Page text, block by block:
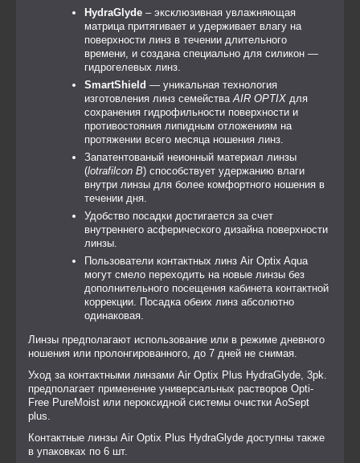
HydraGlyde – эксклюзивная увлажняющая
матрица притягивает и удерживает влагу на
поверхности линз в течении длительного
времени, и создана специально для силикон —
гидрогелевых линз.
SmartShield — уникальная технология
изготовления линз семействаAIR OPTIX для
сохранения гидрофильности поверхности и
противостояния липидным отложениям на
протяжении всего месяца ношения линз.
Запатентованый неионный материал линзы
(lotrafilcon B) способствует удержанию влаги
внутри линзы для более комфортного ношения в
течении дня.
Удобство посадки достигается за счет
внутреннего асферического дизайна поверхности
линзы.
Пользователи контактных линз Air Optix Aqua
могут смело переходить на новые линзы без
дополнительного посещения кабинета контактной
коррекции. Посадка обеих линз абсолютно
одинаковая.
Линзы предполагают использование или в режиме дневного
ношения или пролонгированного, до 7 дней не снимая.
Уход за контактными линзами Air Optix Plus HydraGlyde, 3pk.
предполагает применение универсальных растворов Opti-
Free PureMoist или пероксидной системы очистки AoSept
plus.
Контактные линзы Air Optix Plus HydraGlyde доступны также
в упаковках по 6 шт.